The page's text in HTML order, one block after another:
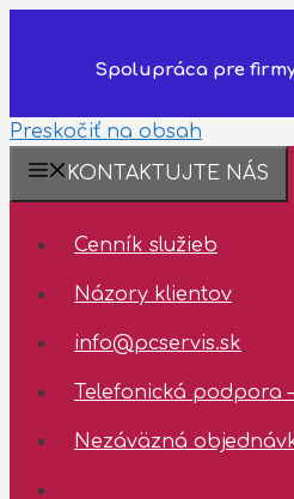
Spolupráca pre
Preskočiť na obsah
❗️Dostupnosť
technickej
KONTAKTUJTE NÁS
Cenník služieb
Názory klientov
info@pcservis.sk
Telefonická podpora
Nezáväzná